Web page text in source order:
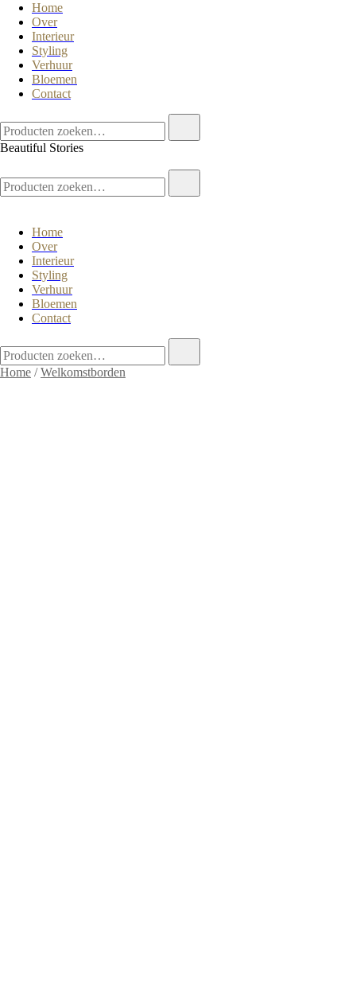
Home
Over
Interieur
Styling
Verhuur
Bloemen
Contact
Beautiful Stories
Home
Over
Interieur
Styling
Verhuur
Bloemen
Contact
Home /Welkomstborden